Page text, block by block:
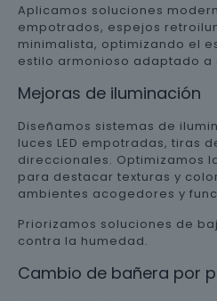
Aplicamos soluciones
empotrados, espejos
minimalista, optimizando el
estilo armonioso adaptado a
Mejoras de iluminación
Diseñamos sistemas de
luces LED empotradas, tiras
direccionales. Optimizamos
para destacar texturas y
ambientes acogedores y
Priorizamos soluciones de
contra la humedad.
Cambio de bañera por